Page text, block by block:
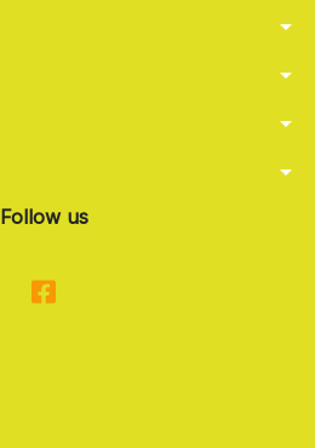
arrow_drop_down
arrow_drop_down
arrow_drop_down
arrow_drop_down
Follow us